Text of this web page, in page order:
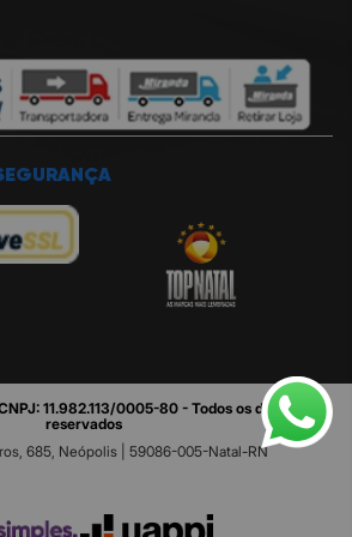
11.982.113/0005-80 - Todos os direitos
reservados
685, Neópolis | 59086-005-Natal-RN